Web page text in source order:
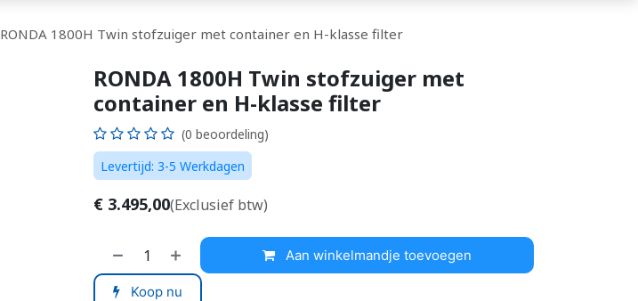
RONDA 1800H Twin stofzuiger met container en H-klasse filter
RONDA 1800H Twin stofzuiger met
container en H-klasse filter
(0 beoordeling)
Levertijd: 3-5 Werkdagen
€ 3.495,00(Exclusief btw)
Aan winkelmandje toevoegen
Koop nu